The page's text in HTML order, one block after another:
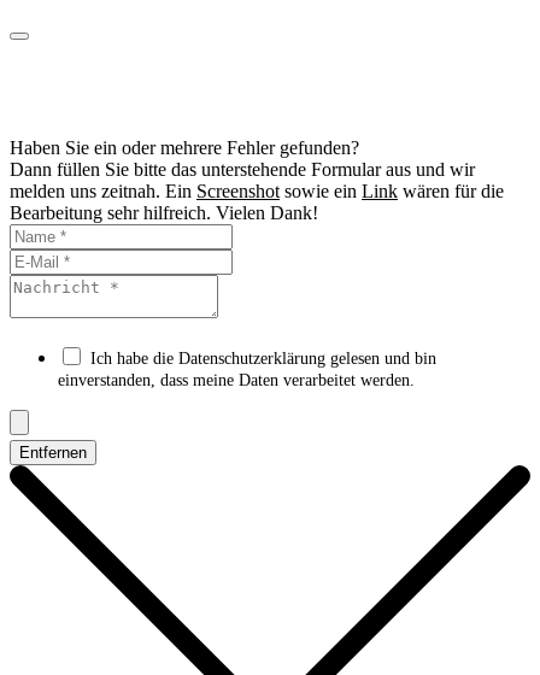
Haben Sie ein oder mehrere Fehler gefunden?
Dann füllen Sie bitte das unterstehende Formular aus und wir
melden uns zeitnah. Ein Screenshot sowie ein Link wären für die
Bearbeitung sehr hilfreich. Vielen Dank!
Ich habe die Datenschutzerklärung gelesen und bin
einverstanden, dass meine Daten verarbeitet werden.
Entfernen